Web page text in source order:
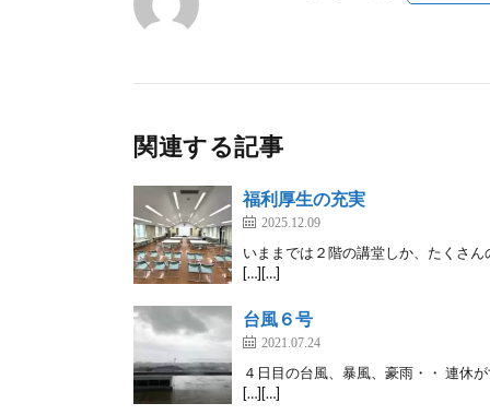
関連する記事
福利厚生の充実
2025.12.09
いままでは２階の講堂しか、たくさ
[…][…]
台風６号
2021.07.24
４日目の台風、暴風、豪雨・・ 連休
[…][…]